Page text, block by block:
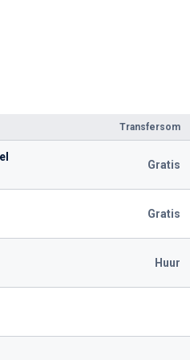
Transfersom
Gratis
Gratis
Huur